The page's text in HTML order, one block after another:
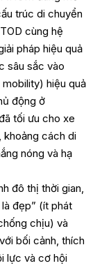
trúc di chuyển
cùng hệ
pháp hiệu quả
sâu sắc vào
hiệu quả
động ở
tối ưu cho xe
khoảng cách di
nóng và hạ
đô thị thời gian,
đẹp” (ít phát
chịu) và
bối cảnh, thích
lực và cơ hội